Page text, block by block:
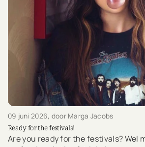
09 juni 2026, door Marga Jacobs
Ready for the festivals!
Are you ready for the festivals? Wel